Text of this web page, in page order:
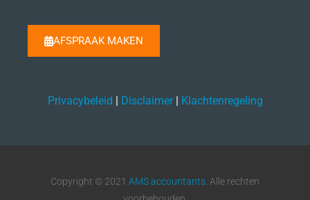
AFSPRAAK MAKEN
Privacybeleid | Disclaimer| Klachtenregeling
Copyright © 2021 AMS accountants . Alle rechten